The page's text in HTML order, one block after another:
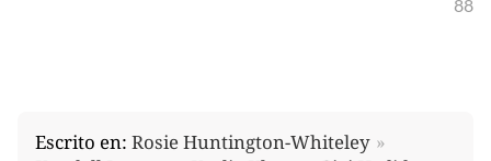
88
Escrito en: Rosie Huntington-Whiteley